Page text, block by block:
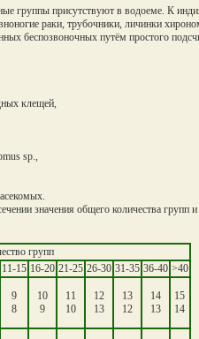
группы присутствуют в водоеме. К
раки, трубочники, личинки
беспозвоночных путём простого
клещей,
sp.,
значения общего количества групп
групп
11-15 16-20 21-25 26-30 31-35 36-40 >40
9
8
10
9
11
10
12
13
13
12
14
13
15
14